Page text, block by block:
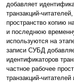
добавляет
транзакций-
пространство копию
и последнюю
используются на
записи СУБД
идентификаторов
частное рабочее
транзакций-